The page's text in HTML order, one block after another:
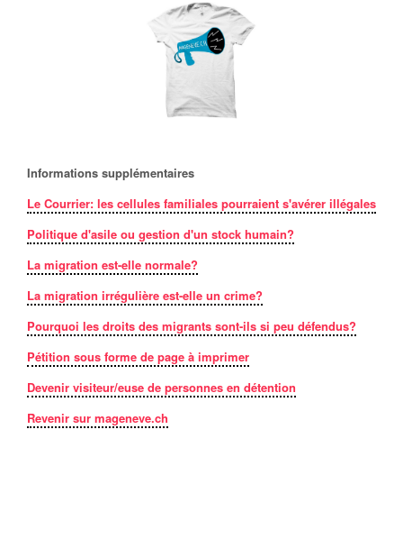
Informations supplémentaires
Le Courrier: les cellules familiales pourraient s'avérer illégales
Politique d'asile ou gestion d'un stock humain?
La migration est-elle normale?
La migration irrégulière est-elle un crime?
Pourquoi les droits des migrants sont-ils si peu défendus?
Pétition sous forme de page à imprimer
Devenir visiteur/euse de personnes en détention
Revenir sur mageneve.ch